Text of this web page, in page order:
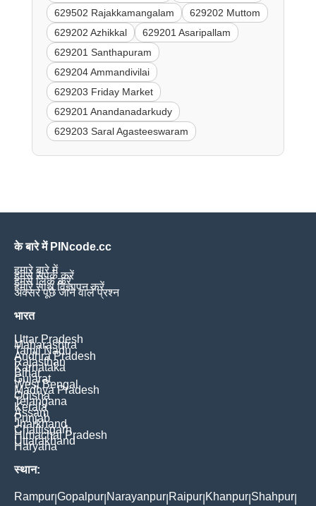
629502 Rajakkamangalam
629202 Muttom
629202 Azhikkal
629201 Asaripallam
629201 Santhapuram
629204 Ammandivilai
629203 Friday Market
629201 Anandanadarkudy
629203 Saral Agasteeswaram
के बारे में PINcode.cc
हमारे बारे में
हमसे संपर्क करें
हमसे लिंक करें
हमारे साथ विज्ञापन करें
अक्सर पूछे जाने वाले प्रश्न
भारत
Uttar Pradesh
Maharashtra
Tamil Nadu
Andhra Pradesh
Rajasthan
Karnataka
Bihar
Gujarat
West Bengal
Madhya Pradesh
Odisha
Telangana
Kerala
Assam
Punjab
Jharkhand
Chattisgarh
Himachal Pradesh
Uttarakhand
Haryana
स्थान:
Rampur Gopalpur Narayanpur Raipur Khanpur Shahpur